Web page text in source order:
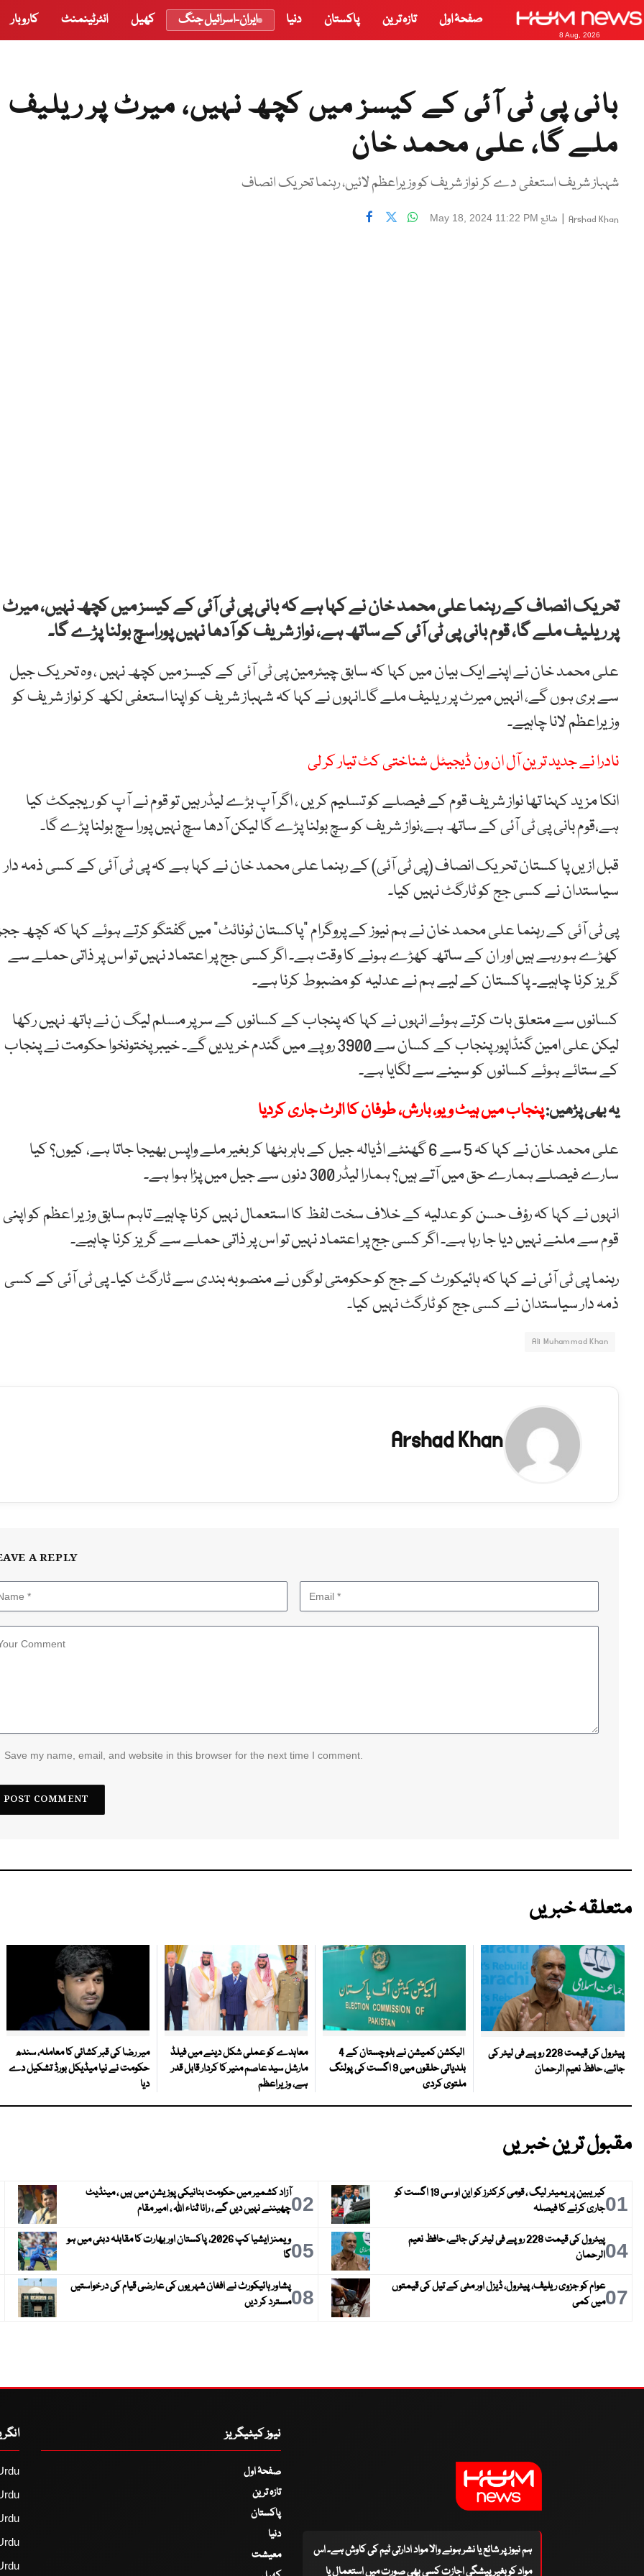
8 Aug, 2026
صفحۂ اول تازہ ترین پاکستان دنیا ایران-اسرائیل جنگ کھیل انٹرٹینمنٹ کاروبار
بانی پی ٹی آئی کے کیسز میں کچھ نہیں، میرٹ پر ریلیف
ملے گا، علی محمد خان
شہباز شریف استعفی دے کر نواز شریف کو وزیراعظم لائیں، رہنما تحریک انصاف
Arshad Khan
| شائع May 18, 2024 11:22 PM
تحریک انصاف کے رہنما علی محمد خان نے کہا ہے کہ بانی پی ٹی آئی کے کیسز میں کچھ نہیں، میرٹ
پر ریلیف ملے گا، قوم بانی پی ٹی آئی کے ساتھ ہے، نواز شریف کو آدھا نہیں پوراسچ بولنا پڑے گا۔
علی محمد خان نے اپنے ایک بیان میں کہا کہ سابق چیئرمین پی ٹی آئی کے کیسز میں کچھ نہیں ، وہ تحریک جیل
سے بری ہوں گے، انہیں میرٹ پر ریلیف ملے گا۔انہوں نے کہا کہ شہباز شریف کو اپنا استعفی لکھ کر نواز شریف کو
وزیراعظم لانا چاہیے۔
نادرا نے جدید ترین آل ان ون ڈیجیٹل شناختی کٹ تیار کر لی
انکا مزید کہنا تھا نواز شریف قوم کے فیصلے کو تسلیم کریں ، اگر آپ بڑے لیڈر ہیں تو قوم نے آپ کو ریجیکٹ کیا
ہے،قوم بانی پی ٹی آئی کے ساتھ ہے،نواز شریف کو سچ بولنا پڑے گا لیکن آدھا سچ نہیں پورا سچ بولنا پڑے گا۔
قبل ازیں پا کستان تحریک انصاف (پی ٹی آئی) کے رہنما علی محمد خان نے کہا ہے کہ پی ٹی آئی کے کسی ذمہ دار
سیاستدان نے کسی جج کو ٹارگٹ نہیں کیا۔
پی ٹی آئی کے رہنما علی محمد خان نے ہم نیوز کے پروگرام “پاکستان ٹونائٹ” میں گفتگو کرتے ہوئے کہا کہ کچھ
کھڑے ہو رہے ہیں اور ان کے ساتھ کھڑے ہونے کا وقت ہے۔ اگر کسی جج پر اعتماد نہیں تو اس پر ذاتی حملے سے
گریز کرنا چاہیے۔ پاکستان کے لیے ہم نے عدلیہ کو مضبوط کرنا ہے۔
کسانوں سے متعلق بات کرتے ہوئے انہوں نے کہا کہ پنجاب کے کسانوں کے سر پر مسلم لیگ ن نے ہاتھ نہیں رکھا
لیکن علی امین گنڈاپور پنجاب کے کسان سے 3900 روپے میں گندم خریدیں گے۔ خیبر پختونخوا حکومت نے پنجاب
کے ستائے ہوئے کسانوں کو سینے سے لگایا ہے۔
یہ بھی پڑھیں:پنجاب میں ہیٹ ویو، بارش، طوفان کا الرٹ جاری کردیا
علی محمد خان نے کہا کہ 5 سے 6 گھنٹے اڈیالہ جیل کے باہر بٹھا کر بغیر ملے واپس بھیجا جاتا ہے، کیوں؟ کیا
سارے فیصلے ہمارے حق میں آتے ہیں؟ ہمارا لیڈر 300 دنوں سے جیل میں پڑا ہوا ہے۔
انہوں نے کہا کہ رؤف حسن کو عدلیہ کے خلاف سخت لفظ کا استعمال نہیں کرنا چاہیے تاہم سابق وزیر اعظم کو اپنی
قوم سے ملنے نہیں دیا جا رہا ہے۔ اگر کسی جج پر اعتماد نہیں تو اس پر ذاتی حملے سے گریز کرنا چاہیے۔
رہنما پی ٹی آئی نے کہا کہ ہائیکورٹ کے جج کو حکومتی لوگوں نے منصوبہ بندی سے ٹارگٹ کیا۔ پی ٹی آئی کے کسی
ذمہ دار سیاستدان نے کسی جج کو ٹارگٹ نہیں کیا۔
Ali Muhammad Khan
Arshad Khan
A REPLY
Save my name, email, and website in this browser for the next time I comment.
متعلقہ خبریں
پیٹرول کی قیمت 228 روپے فی لیٹر کی
جائے، حافظ نعیم الرحمان
الیکشن کمیشن نے بلوچستان کے 4
بلدیاتی حلقوں میں 9 اگست کی پولنگ
ملتوی کردی
معاہدے کو عملی شکل دینے میں فیلڈ
مارشل سید عاصم منیر کا کردار قابل قدر
ہے، وزیراعظم
میر رضا کی قبر کشائی کا معاملہ، سندھ
حکومت نے نیا میڈیکل بورڈ تشکیل دے
دیا
مقبول ترین خبریں
01
کیریبین پریمیئر لیگ ، قومی کرکٹرز کو این او سی 19 اگست کو
جاری کرنے کا فیصلہ
02آزاد کشمیر میں حکومت بنانیکی پوزیشن میں ہیں ، مینڈیٹ
چھیننے نہیں دیں گے ، رانا ثناء اللہ ، امیر مقام
04
پیٹرول کی قیمت 228 روپے فی لیٹر کی جائے، حافظ نعیم
الرحمان
05
ویمنز ایشیا کپ 2026، پاکستان اور بھارت کا مقابلہ دبئی میں ہو
گا
07عوام کو جزوی ریلیف، پیٹرول، ڈیزل اور مٹی کے تیل کی قیمتوں
میں کمی
08پشاور ہائیکورٹ نے افغان شہریوں کی عارضی قیام کی درخواستیں
مسترد کر دیں
ہم نیوز پر شائع یا نشر ہونے والا مواد ادارتی ٹیم کی کاوش ہے۔ اس
مواد کو بغیر پیشگی اجازت کسی بھی صورت میں استعمال یا
نیوز کیٹیگریز
صفحۂ اول
تازہ ترین
پاکستان
دنیا
معیشت